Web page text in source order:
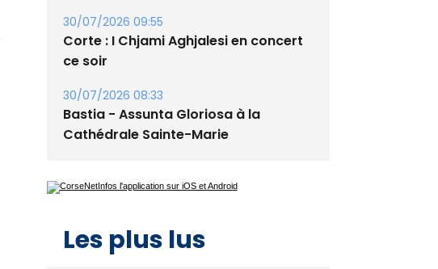
30/07/2026 09:55
Corte : I Chjami Aghjalesi en concert
ce soir
30/07/2026 08:33
Bastia - Assunta Gloriosa à la
Cathédrale Sainte-Marie
Les plus lus